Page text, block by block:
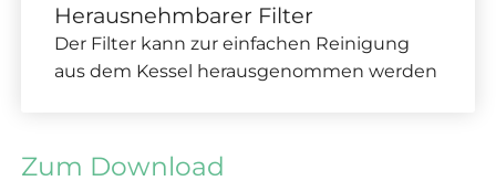
Herausnehmbarer Filter
Der Filter kann zur einfachen Reinigung
aus dem Kessel herausgenommen werden
Zum Download